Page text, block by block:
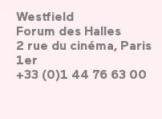
Westfield
Forum des Halles
2 rue du cinéma, Paris
1er
+33 (0)1 44 76 63 00